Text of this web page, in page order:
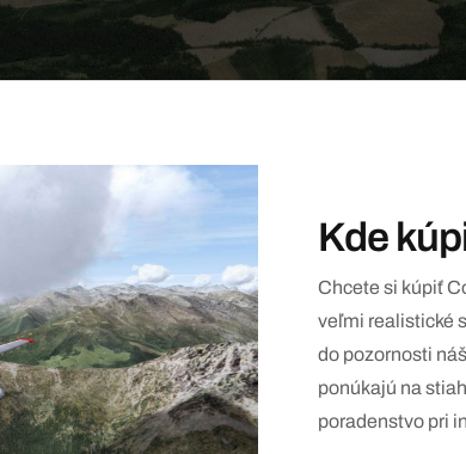
Kde
Chcete si kúpiť
veľmi realistické
do pozornosti
ponúkajú na
poradenstvo pri